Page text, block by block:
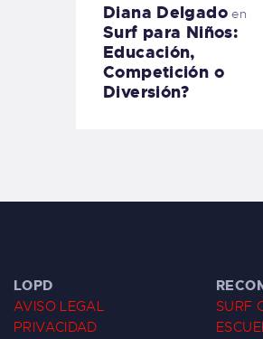
Diana Delgadoen
Surf para Niños:
Educación,
Competición o
Diversión?
LOPD
AVISO LEGAL
PRIVACIDAD
SURF